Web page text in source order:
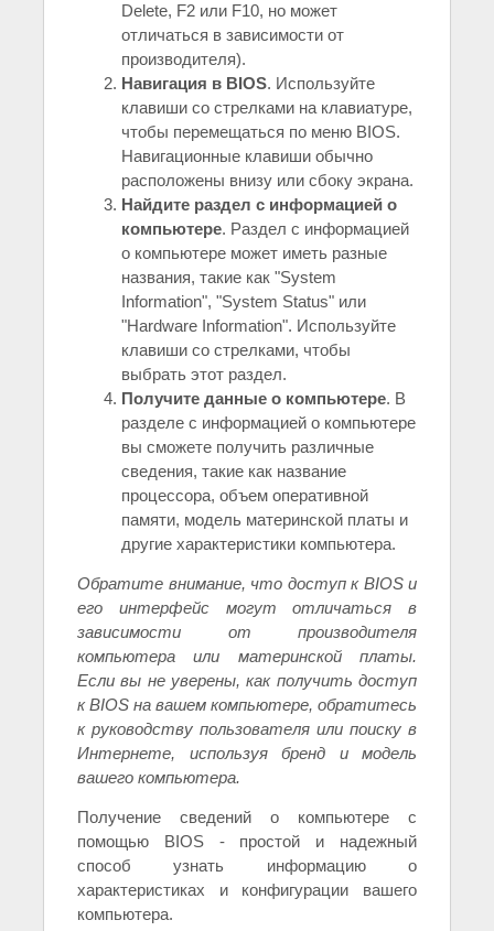
Delete, F2 или F10, но может
отличаться в зависимости от
производителя).
Навигация в BIOS. Используйте
клавиши со стрелками на клавиатуре,
чтобы перемещаться по меню BIOS.
Навигационные клавиши обычно
расположены внизу или сбоку экрана.
Найдите раздел с информацией о
компьютере. Раздел с информацией
о компьютере может иметь разные
названия, такие как "System
Information", "System Status" или
"Hardware Information". Используйте
клавиши со стрелками, чтобы
выбрать этот раздел.
Получите данные о компьютере. В
разделе с информацией о компьютере
вы сможете получить различные
сведения, такие как название
процессора, объем оперативной
памяти, модель материнской платы и
другие характеристики компьютера.
Обратите внимание, что доступ к BIOS и
его интерфейс могут отличаться в
зависимости от производителя
компьютера или материнской платы.
Если вы не уверены, как получить доступ
к BIOS на вашем компьютере, обратитесь
к руководству пользователя или поиску в
Интернете, используя бренд и модель
вашего компьютера.
Получение сведений о компьютере с
помощью BIOS - простой и надежный
способ узнать информацию о
характеристиках и конфигурации вашего
компьютера.